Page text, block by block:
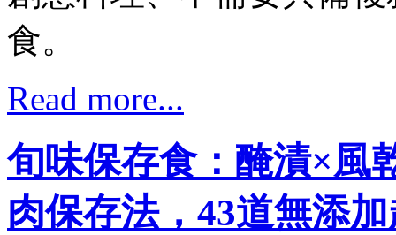
食。
Read more...
旬味保存食：醃漬×風
肉保存法，43道無添